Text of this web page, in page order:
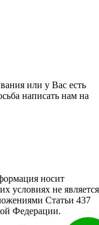
или у Вас есть
написать нам на
носит
условиях не является
Статьи 437
Федерации.